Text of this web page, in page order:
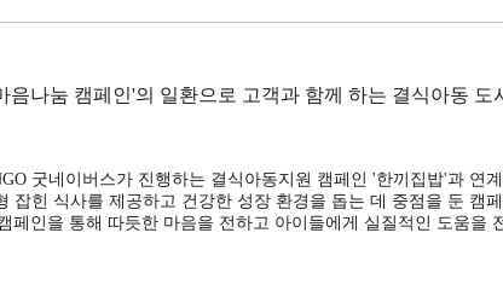
나눔 캠페인'의 일환으로 고객과 함께 하는 결식아동
굿네이버스가 진행하는 결식아동지원 캠페인 '한끼집밥'과 연
잡힌 식사를 제공하고 건강한 성장 환경을 돕는 데 중점을 둔 캠
페인을 통해 따듯한 마음을 전하고 아이들에게 실질적인 도움을